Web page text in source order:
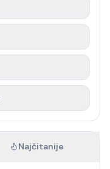
Najčitanije